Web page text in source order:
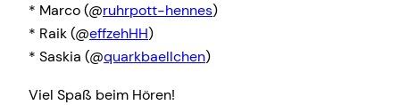
* Marco (@ruhrpott-hennes)
* Raik (@effzehHH)
* Saskia (@quarkbaellchen)
Viel Spaß beim Hören!